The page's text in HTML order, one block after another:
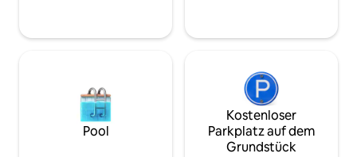
Preis ist die Airbnb-Gebühr enthalten. #
Die Anzahl der Personen beträgt
Grillgebühr von 30.000 Won (Grill,
Holzkohle und Rost werden
bereitgestellt) # Das Dorf Yangdong ist
brandgefährdet, da es aus Hanoks und
Sie können auch
hinuntergehen. Im Hinterhof ist auch ein
Grill (März bis
da es sich um
handelt, können
Zeit nur für
ohne sich um die
Pool
Kostenloser
Parkplatz auf dem
Grundstück